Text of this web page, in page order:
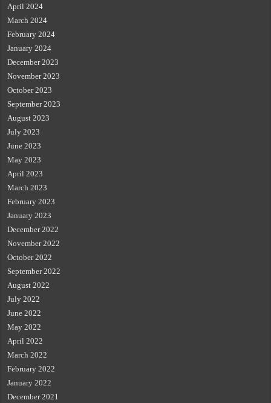
April 2024
March 2024
February 2024
January 2024
December 2023
November 2023
October 2023
September 2023
August 2023
July 2023
June 2023
May 2023
April 2023
March 2023
February 2023
January 2023
December 2022
November 2022
October 2022
September 2022
August 2022
July 2022
June 2022
May 2022
April 2022
March 2022
February 2022
January 2022
December 2021